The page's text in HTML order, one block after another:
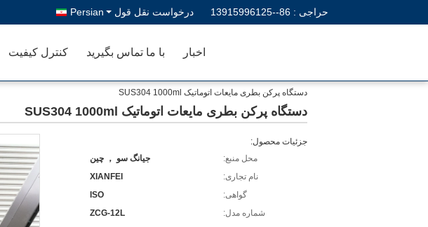
حراجی : 86--13915996125 درخواست نقل قول Persian
کنترل کیفیت با ما تماس بگیرید اخبار
دستگاه پرکن بطری مایعات اتوماتیک SUS304 1000ml
دستگاه پرکن بطری مایعات اتوماتیک SUS304 1000ml
جزئیات محصول:
محل منبع:
جیانگ سو ， چین
نام تجاری:
XIANFEI
گواهی:
ISO
شماره مدل:
ZCG-12L